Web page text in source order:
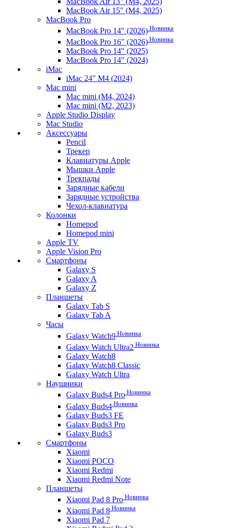
MacBook Air 15" (M4, 2025)
MacBook Pro
MacBook Pro 14" (2026) Новинка
MacBook Pro 16" (2026) Новинка
MacBook Pro 14" (2025)
MacBook Pro 14" (2024)
iMac
iMac 24" M4 (2024)
Mac mini
Mac mini (M4, 2024)
Mac mini (M2, 2023)
Apple Studio Display
Mac Studio
Аксессуары
Pencil
Трекер
Клавиатуры Apple
Мышки Apple
Трекпады
Зарядные кабели
Зарядные устройства
Чехол-клавиатура
Колонки
Homepod
Homepod mini
Apple TV
Apple Vision Pro
Смартфоны
Galaxy S
Galaxy A
Galaxy Z
Планшеты
Galaxy Tab S
Galaxy Tab A
Часы
Galaxy Watch9 Новинка
Galaxy Watch Ultra2 Новинка
Galaxy Watch8
Galaxy Watch8 Classic
Galaxy Watch Ultra
Наушники
Galaxy Buds4 Pro Новинка
Galaxy Buds4 Новинка
Galaxy Buds3 FE
Galaxy Buds3 Pro
Galaxy Buds3
Смартфоны
Xiaomi
Xiaomi POCO
Xiaomi Redmi
Xiaomi Redmi Note
Планшеты
Xiaomi Pad 8 Pro Новинка
Xiaomi Pad 8 Новинка
Xiaomi Pad 7